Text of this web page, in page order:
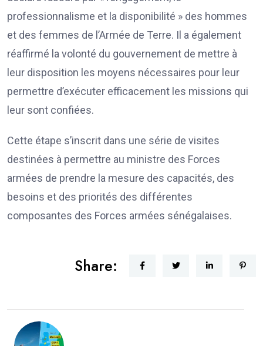
professionnalisme et la disponibilité » des hommes
et des femmes de l’Armée de Terre. Il a également
réaffirmé la volonté du gouvernement de mettre à
leur disposition les moyens nécessaires pour leur
permettre d’exécuter efficacement les missions qui
leur sont confiées.
Cette étape s’inscrit dans une série de visites
destinées à permettre au ministre des Forces
armées de prendre la mesure des capacités, des
besoins et des priorités des différentes
composantes des Forces armées sénégalaises.
Share: